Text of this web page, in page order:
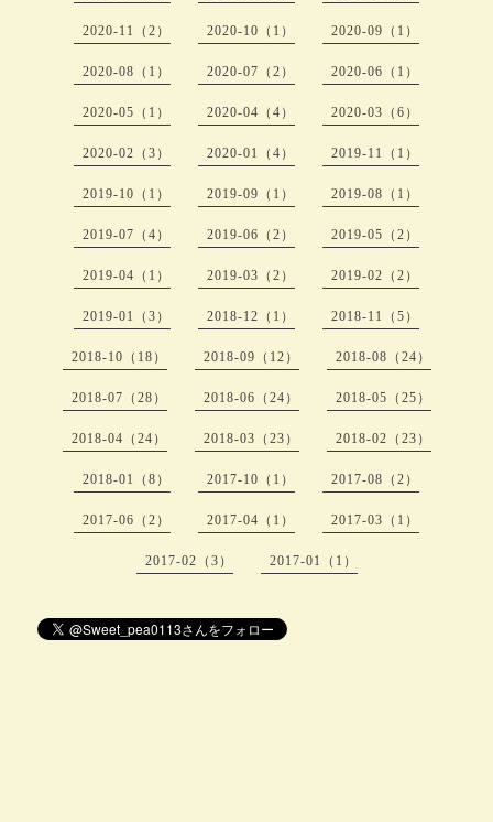
2020-11（2） 2020-10（1） 2020-09（1）
2020-08（1） 2020-07（2） 2020-06（1）
2020-05（1） 2020-04（4） 2020-03（6）
2020-02（3） 2020-01（4） 2019-11（1）
2019-10（1） 2019-09（1） 2019-08（1）
2019-07（4） 2019-06（2） 2019-05（2）
2019-04（1） 2019-03（2） 2019-02（2）
2019-01（3） 2018-12（1） 2018-11（5）
2018-10（18） 2018-09（12） 2018-08（24）
2018-07（28） 2018-06（24） 2018-05（25）
2018-04（24） 2018-03（23） 2018-02（23）
2018-01（8） 2017-10（1） 2017-08（2）
2017-06（2） 2017-04（1） 2017-03（1）
2017-02（3） 2017-01（1）